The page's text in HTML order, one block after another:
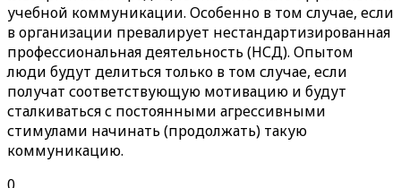
учебной коммуникации. Особенно в том случае, если
в организации превалирует нестандартизированная
профессиональная деятельность (НСД). Опытом
люди будут делиться только в том случае, если
получат соответствующую мотивацию и будут
сталкиваться с постоянными агрессивными
стимулами начинать (продолжать) такую
коммуникацию.